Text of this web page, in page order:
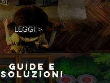
LEGGI >
GUIDE E
SOLUZIONI